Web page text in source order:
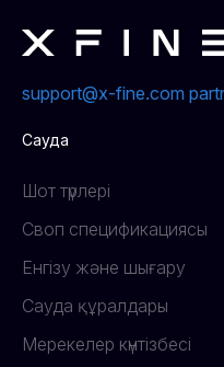
support@x-fine.com
Сауда
Шот түрлері
Своп спецификациясы
Енгізу және шығару
Сауда құралдары
Мерекелер күнтізбесі